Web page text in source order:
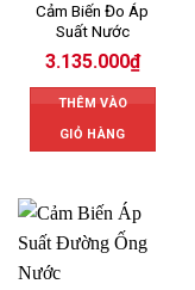
Cảm Biến Đo Áp
Suất Nước
3.135.000₫
THÊM VÀO
GIỎ HÀNG